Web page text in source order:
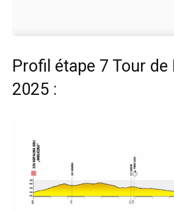
Profil étape 7 Tour de
2025 :